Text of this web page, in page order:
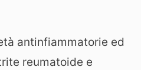
antinfiammatorie ed
reumatoide e